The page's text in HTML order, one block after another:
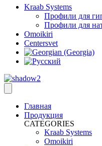
Kraab Systems
Профили для
Профили для
Omoikiri
Centersvet
Главная
Продукция
CATEGORIES
Kraab Systems
Omoikiri